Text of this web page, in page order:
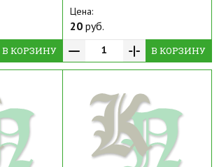
В КОРЗИНУ
Цена:
20руб.
В КОРЗИНУ